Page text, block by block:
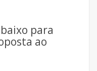
para
ao